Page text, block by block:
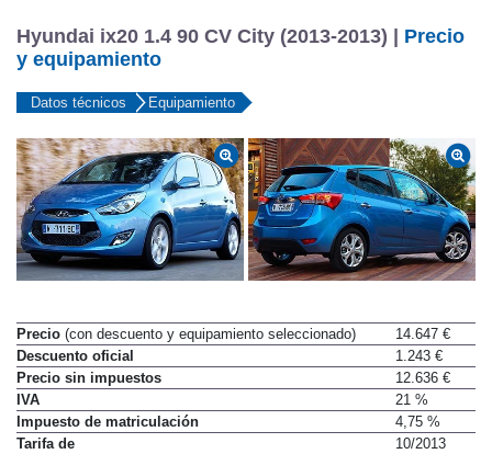
Hyundai ix20 1.4 90 CV City (2013-2013) | Precio
y equipamiento
Datos técnicos Equipamiento
Precio (con descuento y equipamiento seleccionado)
14.647 €
Descuento oficial
1.243 €
Precio sin impuestos
12.636 €
IVA
21 %
Impuesto de matriculación
4,75 %
Tarifa de
10/2013